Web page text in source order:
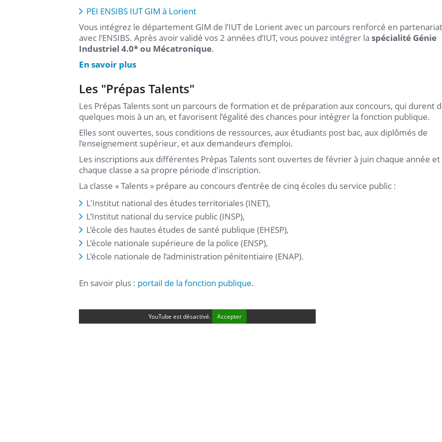
PEI ENSIBS IUT GIM à Lorient
Vous intégrez le département GIM de l’IUT de Lorient avec un parcours renforcé en partenariat
avec l’ENSIBS. Après avoir validé vos 2 années d’IUT, vous pouvez intégrer la spécialité Génie
Industriel 4.0* ou Mécatronique.
En savoir plus
Les "Prépas Talents"
Les Prépas Talents sont un parcours de formation et de préparation aux concours, qui durent
quelques mois à un an, et favorisent l’égalité des chances pour intégrer la fonction publique.
Elles sont ouvertes, sous conditions de ressources, aux étudiants post bac, aux diplômés de
l’enseignement supérieur, et aux demandeurs d’emploi.
Les inscriptions aux différentes Prépas Talents sont ouvertes de février à juin chaque année et
chaque classe a sa propre période d'inscription.
La classe « Talents » prépare au concours d’entrée de cinq écoles du service public :
L'Institut national des études territoriales (INET),
L’Institut national du service public (INSP),
L’école des hautes études de santé publique (EHESP),
L’école nationale supérieure de la police (ENSP),
L’école nationale de l’administration pénitentiaire (ENAP).
En savoir plus : portail de la fonction publique.
YouTube est désactivé. Accepter